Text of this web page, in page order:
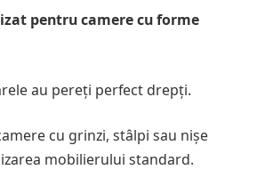
pentru camere cu forme
au pereți perfect drepți.
cu grinzi, stâlpi sau nișe
mobilierului standard.